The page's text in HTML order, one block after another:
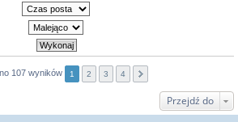
107 wyników 1 2 3 4
Przejdź do